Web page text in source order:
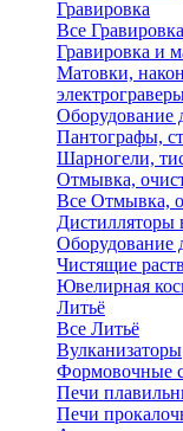
Гравировка
Все Гравировка
Гравировка и
Матовки,
Оборудование
Пантографы,
Шарногели,
Отмывка,
Все Отмывка,
Дистилляторы
Оборудование
Чистящие
Ювелирная
Литьё
Все Литьё
Вулканизаторы
Формовочные
Печи
Печи